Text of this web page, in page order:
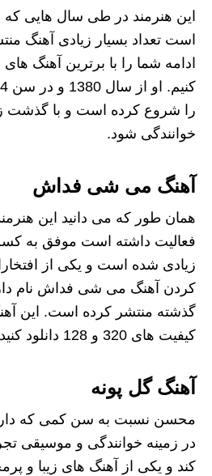
این هنرمند در طی سال هایی که
است تعداد بسیار زیادی آهنگ
ادامه شما را با برترین آهنگ
را شروع کرده است و با گذشت
خوانندگی شود.
آهنگ می شی فداش
همان طور که می دانید این
فعالیت داشته است موفق به
زیادی شده است و یکی از
کردن آهنگ می شی فداش نام
گذشته منتشر کرده است. این
کیفیت های 320 و 128 دانلود کنید.
آهنگ گل پونه
محسن نسبت به سن کمی که دارد
در زمینه خوانندگی و موسیقی
کند و یکی از آهنگ های زیبا و